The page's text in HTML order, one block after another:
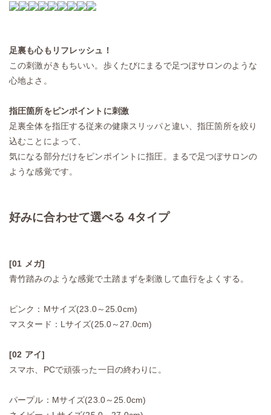
足裏も心もリフレッシュ！
この刺激がきもちいい。歩くたびにまるで足つぼサロンのような
心地よさ。
指圧箇所をピンポイントに刺激
足裏全体を指圧する従来の健康スリッパと違い、指圧箇所を絞り
込むことによって、
気になる部分だけをピンポイントに指圧。まるで足つぼサロンの
ような感覚です。
好みに合わせて選べる 4タイプ
[01 メガ]
青竹踏みのような感覚で土踏まずを刺激して血行をよくする。
ピンク：Mサイズ(23.0～25.0cm)
マスタード：Lサイズ(25.0～27.0cm)
[02 アイ]
スマホ、PCで頑張った一日の終わりに。
パープル：Mサイズ(23.0～25.0cm)